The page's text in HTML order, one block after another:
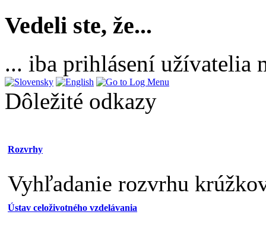
Vedeli ste, že...
... iba prihlásení užívatelia
Dôležité odkazy
Rozvrhy
Vyhľadanie rozvrhu
Ústav celoživotného vzdelávania